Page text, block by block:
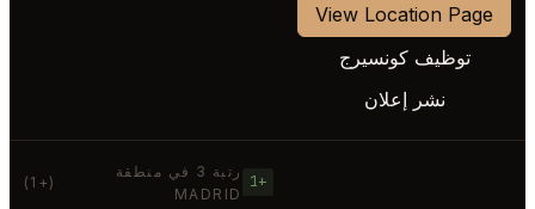
View Location Page
توظيف كونسيرج
نشر إعلان
+1
رتبة 3 في منطقة
MADRID
(+1)